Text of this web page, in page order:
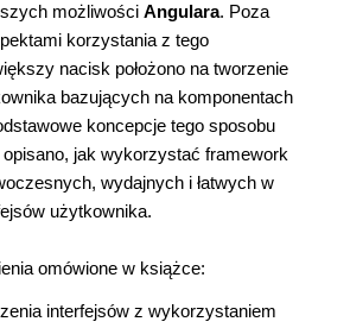
możliwości Angulara. Poza
korzystania z tego
nacisk położono na tworzenie
bazujących na komponentach
koncepcje tego sposobu
opisano, jak wykorzystać framework
wydajnych i łatwych w
użytkownika.
omówione w książce:
interfejsów z wykorzystaniem